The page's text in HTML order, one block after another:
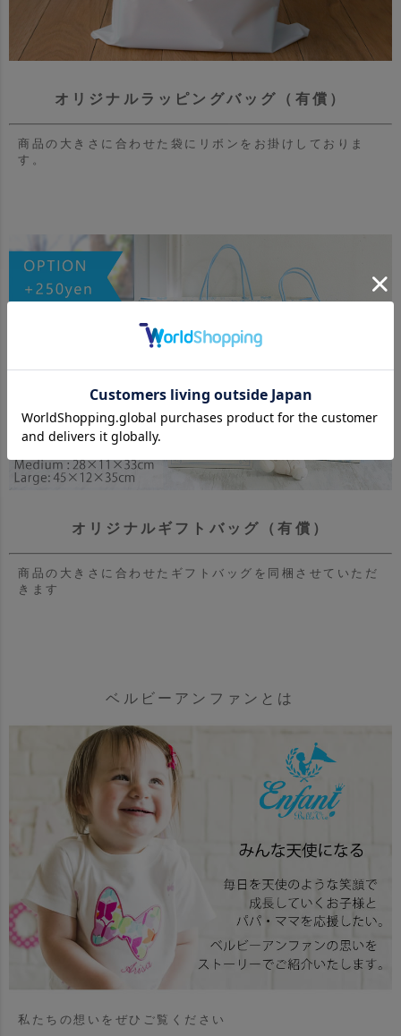
オリジナルラッピングバッグ（有償）
商品の大きさに合わせた袋にリボンをお掛けしておりま
す。
オリジナルギフトバッグ（有償）
商品の大きさに合わせたギフトバッグを同梱させていただ
きます
ベルビーアンファンとは
私たちの想いをぜひご覧ください